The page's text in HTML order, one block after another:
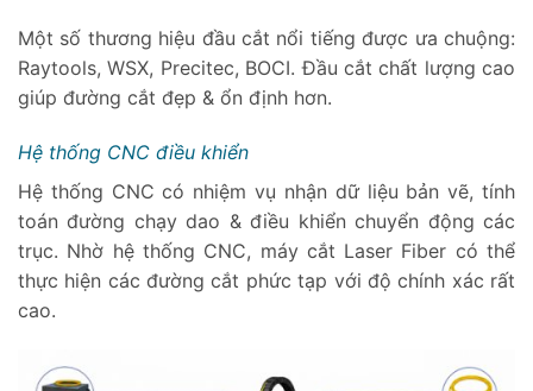
Một số thương hiệu đầu cắt nổi tiếng được ưa chuộng:
Raytools, WSX, Precitec, BOCI. Đầu cắt chất lượng cao
giúp đường cắt đẹp & ổn định hơn.
Hệ thống CNC điều khiển
Hệ thống CNC có nhiệm vụ nhận dữ liệu bản vẽ, tính
toán đường chạy dao & điều khiển chuyển động các
trục. Nhờ hệ thống CNC, máy cắt Laser Fiber có thể
thực hiện các đường cắt phức tạp với độ chính xác rất
cao.